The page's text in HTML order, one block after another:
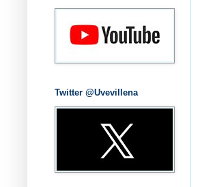
Twitter @Uvevillena